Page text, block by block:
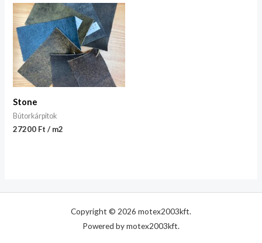
Stone
Bútorkárpitok
27200 Ft / m2
Copyright © 2026 motex2003kft.
Powered by motex2003kft.